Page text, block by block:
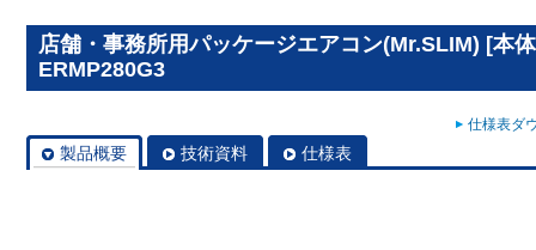
店舗・事務所用パッケージエアコン(Mr.SLIM) [本
ERMP280G3
仕様表ダ
製品概要 技術資料 仕様表